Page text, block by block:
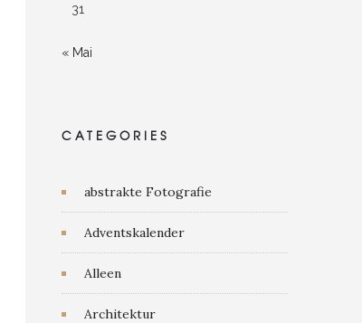
31
« Mai
CATEGORIES
abstrakte Fotografie
Adventskalender
Alleen
Architektur